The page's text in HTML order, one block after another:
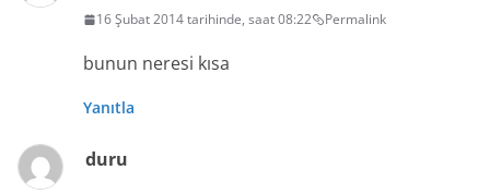
16 Şubat 2014 tarihinde, saat 08:22 Permalink
bunun neresi kısa
Yanıtla
duru